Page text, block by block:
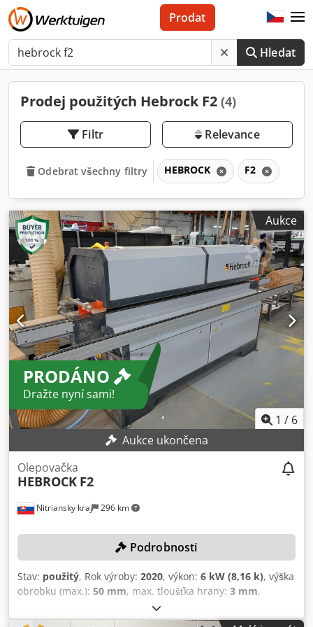
Hledat
Prodat
Prodej použitých Hebrock F2 (4)
Filtr Relevance
Odebrat všechny filtry HEBROCK F2
Aukce
PRODÁNO
Dražte nyní sami!
1 / 6
Aukce ukončena
Nitriansky kraj 296 km
Olepovačka
HEBROCK F2
Podrobnosti
Stav: použitý, Rok výroby: 2020, výkon: 6 kW (8,16 k), výška
obrobku (max.): 50 mm, max. tloušťka hrany: 3 mm,
, Žádná minimální cena –
garantovaný prodej za nejvyšší nabídku! Platí lhůty pro